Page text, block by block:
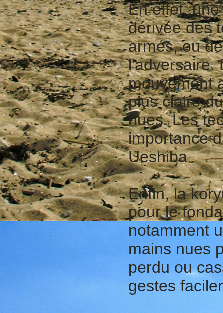
En effet,
dérivée des
armés, ou
l'adversaire.
mouvement
plus claire
nues. Les
importance
Ueshiba.
Enfin, la
pour le
notamment
mains nues
perdu ou
gestes